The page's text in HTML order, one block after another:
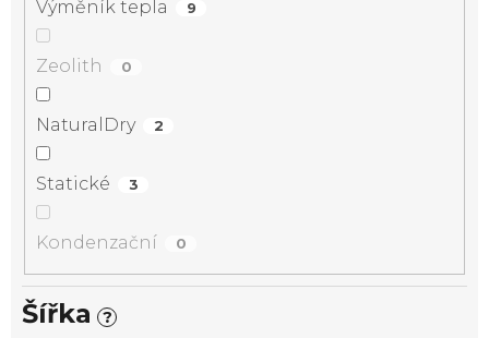
Výměník tepla 9
Zeolith 0
NaturalDry 2
Statické 3
Kondenzační 0
Šířka ?